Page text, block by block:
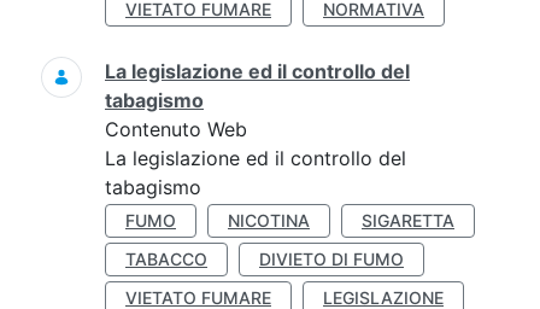
VIETATO FUMARE NORMATIVA
La legislazione ed il controllo del
tabagismo
Contenuto Web
La legislazione ed il controllo del
tabagismo
FUMO NICOTINA
SIGARETTA
TABACCO
DIVIETO DI FUMO
VIETATO FUMARE
LEGISLAZIONE